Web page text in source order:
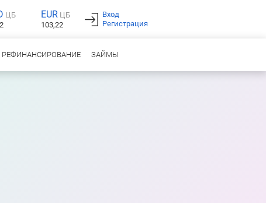
ЦБ
EUR ЦБ
103,22
Вход
Регистрация
РЕФИНАНСИРОВАНИЕ ЗАЙМЫ